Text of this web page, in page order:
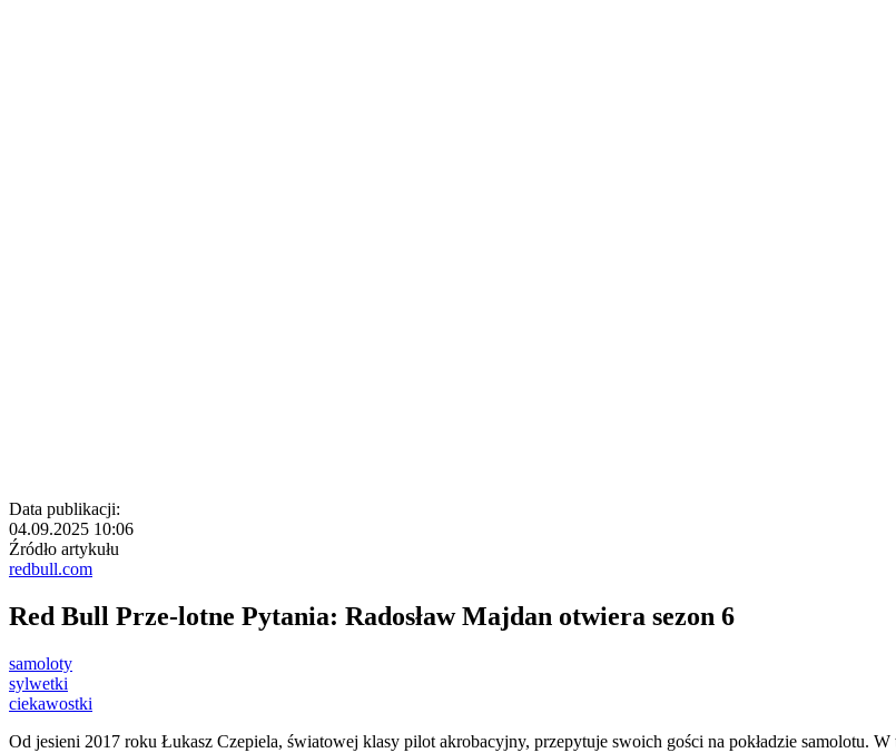
Data publikacji:
04.09.2025 10:06
Źródło artykułu
redbull.com
Red Bull Prze-lotne Pytania: Radosław Majdan otwiera sezon 6
samoloty
sylwetki
ciekawostki
Od jesieni 2017 roku Łukasz Czepiela, światowej klasy pilot akrobacyjny, przepytuje swoich gości na pokładzie samolotu.